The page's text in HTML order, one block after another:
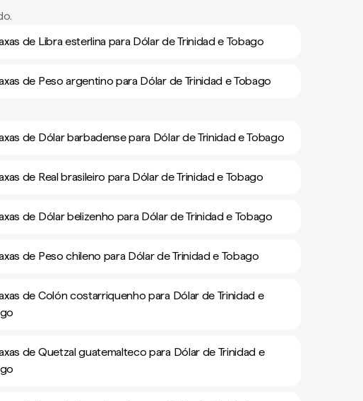
de Libra esterlina para Dólar de Trinidad e Tobago
de Peso argentino para Dólar de Trinidad e Tobago
de Dólar barbadense para Dólar de Trinidad e Tobago
de Real brasileiro para Dólar de Trinidad e Tobago
de Dólar belizenho para Dólar de Trinidad e Tobago
de Peso chileno para Dólar de Trinidad e Tobago
de Colón costarriquenho para Dólar de Trinidad e
de Quetzal guatemalteco para Dólar de Trinidad e